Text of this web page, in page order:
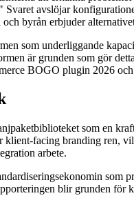
avslöjar
byrån erbjuder
som underliggande
är grunden som gör
BOGO plugin 2026
som en
facing branding ren,
arbete.
blir grunden